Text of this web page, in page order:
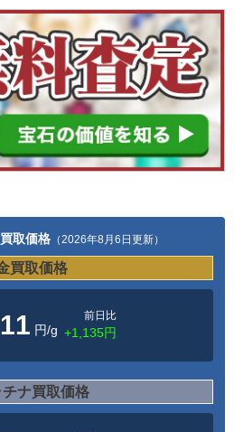
取価格 （2026年8月6日更新）
買取価格
円/g
前日比
+1,135円
チナ買取価格